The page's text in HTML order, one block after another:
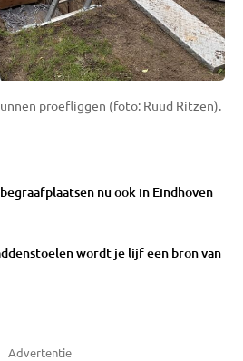
proefliggen (foto: Ruud Ritzen).
nu ook in Eindhoven
wordt je lijf een bron van
Advertentie